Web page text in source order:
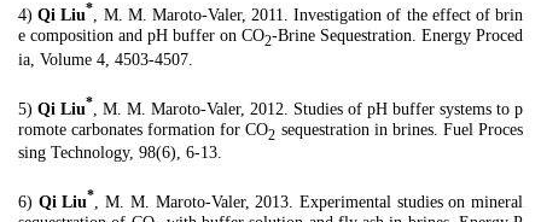
4)Qi Liu*, M. M. Maroto-Valer, 2011. Investigation of the effect of brin
e composition and pH buffer on CO2-Brine Sequestration. Energy Proced
ia, Volume 4, 4503-4507.
5) Qi Liu* , M. M. Maroto-Valer, 2012. Studies of pH buffer systems to p
romote carbonates formation for CO2 sequestration in brines. Fuel Proces
sing Technology, 98(6), 6-13.
6) Qi Liu*, M. M. Maroto-Valer, 2013. Experimental studies on mineral